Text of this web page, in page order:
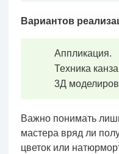
Вариантов
Аппликация.
Техника
3Д
Важно понимать
мастера вряд ли
цветок или